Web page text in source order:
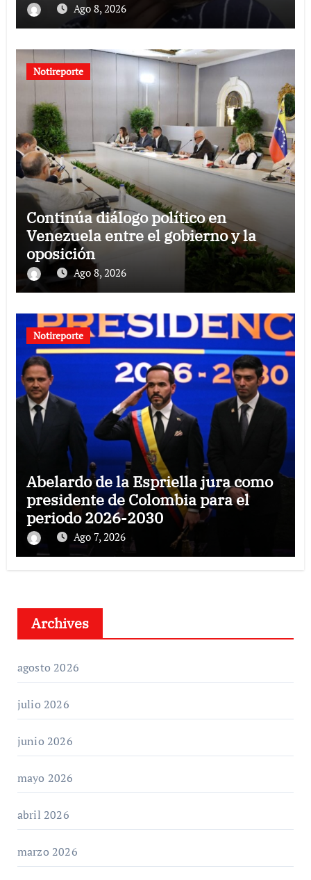
Ago 8, 2026
Notireporte
Continúa diálogo político en
Venezuela entre el gobierno y la
oposición
Ago 8, 2026
Notireporte
Abelardo de la Espriella jura como
presidente de Colombia para el
periodo 2026-2030
Ago 7, 2026
Archives
agosto 2026
julio 2026
junio 2026
mayo 2026
abril 2026
marzo 2026